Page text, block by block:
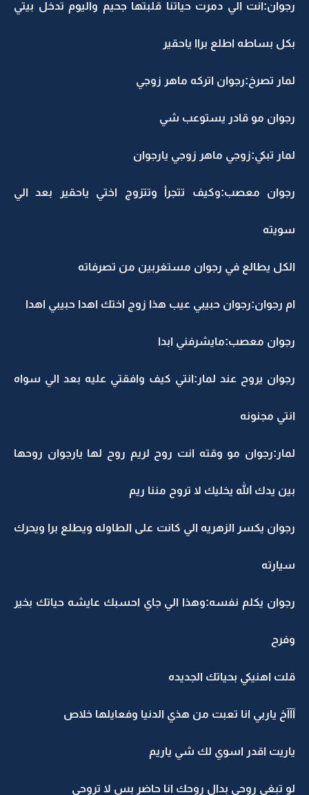
رجوان:انت الي دمرت حياتنا قلبتها جحيم واليوم تدخل بيتي
بكل بساطه اطلع براا ياحقير
لمار تصرخ:رجوان اتركه ماهر زوجي
رجوان مو قادر يستوعب شي
لمار تبكي:زوجي ماهر زوجي يارجوان
رجوان معصب:وكيف تتجرأ وتتزوج اختي ياحقير بعد الي
سويته
الكل يطالع في رجوان مستغربين من تصرفاته
ام رجوان:رجوان حبيبي عيب هذا زوج اختك اهدا حبيبي اهدا
رجوان معصب:مايشرفني ابدا
رجوان يروح عند لمار:انتي كيف وافقتي عليه بعد الي سواه
انتي مجنونه
لمار:رجوان مو وقته انت روح لريم روح لها يارجوان روحها
بين يدك الله يخليك لا تروح مننا ريم
رجوان يكسر الزهريه الي كانت على الطاوله ويطلع برا ويحرك
سيارته
رجوان يكلم نفسه:وهذا الي جاي احسبك عايشه حياتك بخير
وفرح
قلت اهنيكي بحياتك الجديده
آآآخ ياربي انا تعبت من هذي الدنيا وفعايلها خلاص
ياريت اقدر اسوي لك شي ياريم
لو تبغي روحي بدال روحك انا حاضر بس لا تروحي